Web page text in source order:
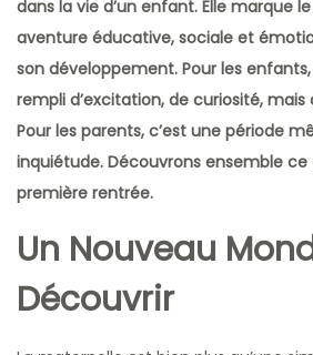
é
l
e
e
m
b
r
e
2
i
é
d
a
n
s
dans la vie d’un enfant. Elle marque
aventure éducative, sociale et
son développement. Pour les
rempli d’excitation, de curiosité, mais
Pour les parents, c’est une période
inquiétude. Découvrons ensemble
première rentrée.
Un Nouveau
Découvrir